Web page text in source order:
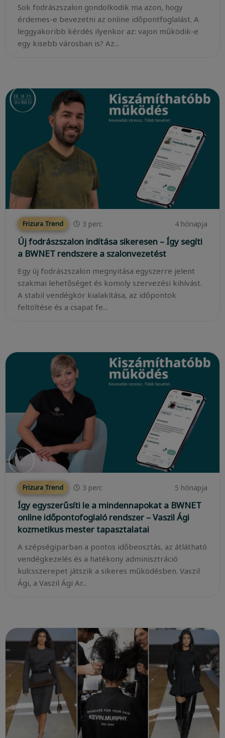
Sok fodrászszalon gondolkodik ma azon, hogy
érdemes-e bevezetni az online időpontfoglalást. A
leggyakoribb kérdés ilyenkor az: vajon működik-e
egy kisebb városban is? Az...
Frizura Trend 3 perc 4 hónapja
Új fodrászszalon indítása sikeresen – Így segíti
a BWNET rendszere a szalonvezetést
Egy új fodrászszalon megnyitása egyszerre jelent
szakmai lehetőséget és komoly szervezési kihívást.
A stabil vendégkör kialakítása, az időpontok
feltöltése és a csapat fe...
Frizura Trend 3 perc 5 hónapja
Így egyszerűsíti le a mindennapokat a BWNET
online időpontofoglaló rendszer – Vaszil Ági
kozmetikus mester tapasztalatai
A szépségiparban a pontos időbeosztás, az átlátható
vendégkezelés és a hatékony adminisztráció
kulcsszerepet játszik a sikeres működésben. Vaszil
Ági, a Vaszil Ági Ar...